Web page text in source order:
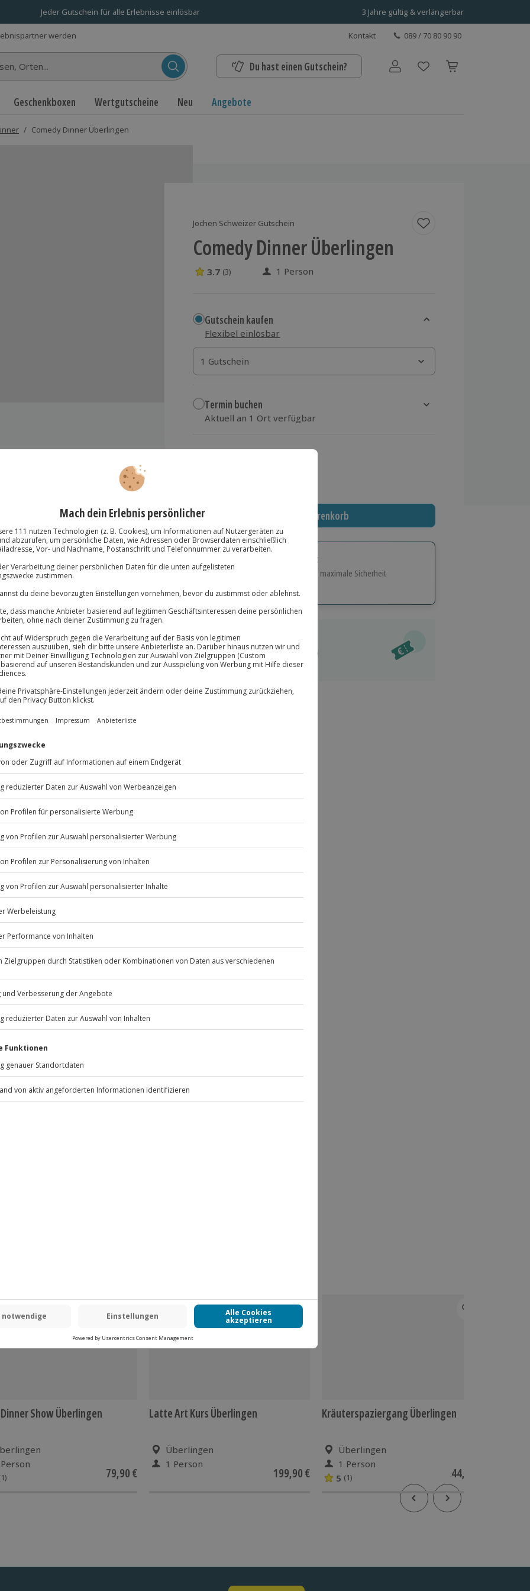
Jeder Gutschein für alle Erlebnisse einlösbar 3 Jahre gültig & verlängerbar
werden Kontakt 089 / 70 80 90 90
Du hast einen Gutschein? Benutzerkonto
Geschenkboxen Wertgutscheine Neu Angebote
/ Comedy Dinner Überlingen
Jochen Schweizer Gutschein
Comedy Dinner Überlingen
3.7 Sterne von 5 aus 3 Bewertungen
3.7 (3) 1 Person
Gutschein kaufen
Flexibel einlösbar
1 Gutschein
1 Gutschein
1 Gutschein
Termin buchen
Aktuell an 1 Ort verfügbar
In den Warenkorb
Immer das richtige Geschenk:
Große Auswahl, volle Flexibilität und maximale Sicherheit
Über 9.000 Erlebnisse.
Jeder Gutschein für alle Erlebnisse einlösbar.
Maximale Sicherheit
3 Jahre gültig & verlängerbar.
-15%* Club Deal verfügbar
Direktabzug im Warenkorb
Melde dich hier an
übertragbar.
zu genießen? Das Comedy
Abend, derbrillanten Humor
In der Show
wird es dich vor Lachen nur
schwarzen Humor, zweideutige
Erlebnis, das deine
du im Laufe der Show ein
und Kulinarik beim
verfügbar.
Absprache mit dem
auf Anfrage möglich
Listenansicht
© OpenStreetMaps
Jochen Schweizer
GmbH
Mühldorfstraße 8
81671 München
außer an bundesweiten
Show Überlingen
79,90 €
Latte Art Kurs Überlingen
Überlingen
1 Person
199,90 €
Kräuterspaziergang Überlingen
Überlingen
1 Person
5 (1) 44,90 €